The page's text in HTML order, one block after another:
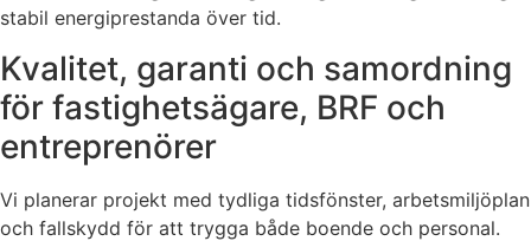
stabil energiprestanda över tid.
Kvalitet, garanti och samordning
för fastighetsägare, BRF och
entreprenörer
Vi planerar projekt med tydliga tidsfönster, arbetsmiljöplan
och fallskydd för att trygga både boende och personal.